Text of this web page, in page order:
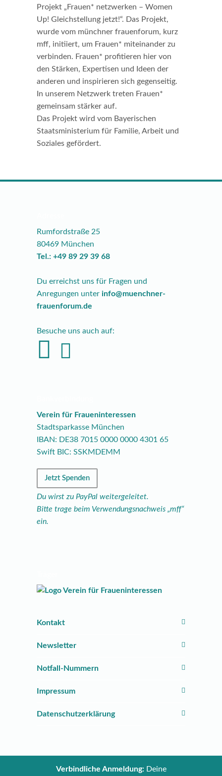
Projekt „Frauen* netzwerken – Women
Up! Gleichstellung jetzt!“. Das Projekt,
wurde vom münchner frauenforum, kurz
mff, initiiert, um Frauen* miteinander zu
verbinden. Frauen* profitieren hier von
den Stärken, Expertisen und Ideen der
anderen und inspirieren sich gegenseitig.
In unserem Netzwerk treten Frauen*
gemeinsam stärker auf.
Das Projekt wird vom Bayerischen
Staatsministerium für Familie, Arbeit und
Soziales gefördert.
Rumfordstraße 25
80469 München
Tel.: +49 89 29 39 68
Du erreichst uns für Fragen und
Anregungen unter info@muenchner-
frauenforum.de
Besuche uns auch auf:
Verein für Fraueninteressen
Stadtsparkasse München
IBAN: DE38 7015 0000 0000 4301 65
Swift BIC: SSKMDEMM
Jetzt Spenden
Du wirst zu PayPal weitergeleitet.
Bitte trage beim Verwendungsnachweis „mff“
ein.
Kontakt
Newsletter
Notfall-Nummern
Impressum
Datenschutzerklärung
Verbindliche Anmeldung:Deine